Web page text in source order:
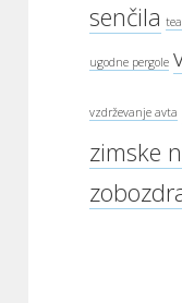
senčila
ugodne pergole
vzdrževanje avta
zimske